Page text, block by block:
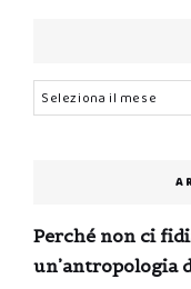
Archivi
Perché non ci
un’antropologia